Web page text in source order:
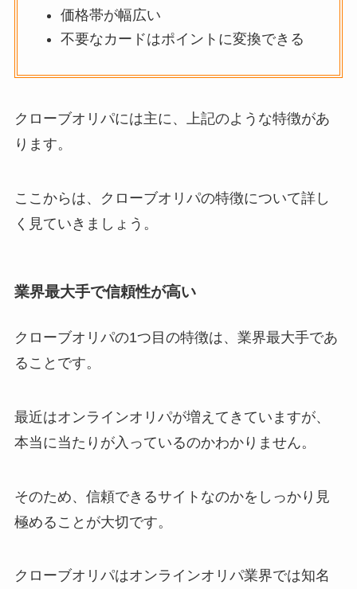
価格帯が幅広い
不要なカードはポイントに変換できる
クローブオリパには主に、上記のような特徴があ
ります。
ここからは、クローブオリパの特徴について詳し
く見ていきましょう。
業界最大手で信頼性が高い
クローブオリパの1つ目の特徴は、業界最大手であ
ることです。
最近はオンラインオリパが増えてきていますが、
本当に当たりが入っているのかわかりません。
そのため、信頼できるサイトなのかをしっかり見
極めることが大切です。
クローブオリパはオンラインオリパ業界では知名